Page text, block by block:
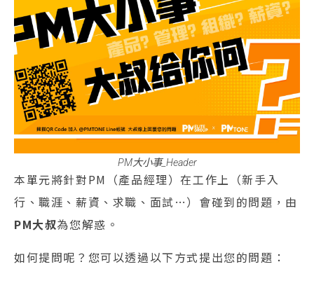
PM大小事_Header
本單元將針對PM（產品經理）在工作上（新手入
行、職涯、薪資、求職、面試…）會碰到的問題，由
PM大叔為您解惑。
如何提問呢？您可以透過以下方式提出您的問題：